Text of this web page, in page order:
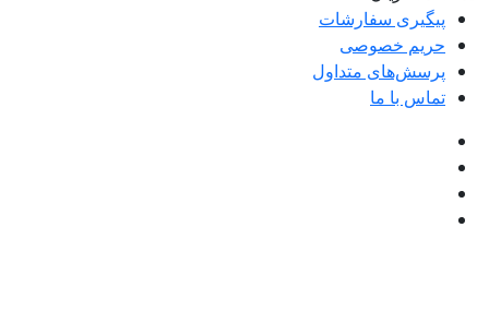
پیگیری سفارشات
حریم خصوصی
پرسش‌های متداول
تماس با ما